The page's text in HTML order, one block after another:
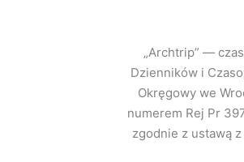
„Archtrip” —
Dzienników i
Okręgowy we
numerem Rej Pr
zgodnie z ustawą